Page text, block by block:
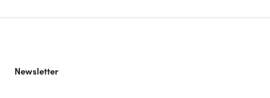
Newsletter